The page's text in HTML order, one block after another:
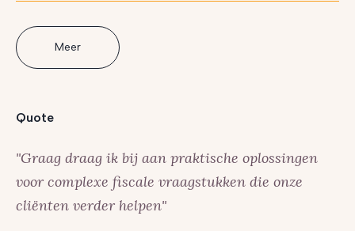
Meer
Quote
"Graag draag ik bij aan praktische oplossingen
voor complexe fiscale vraagstukken die onze
cliënten verder helpen"